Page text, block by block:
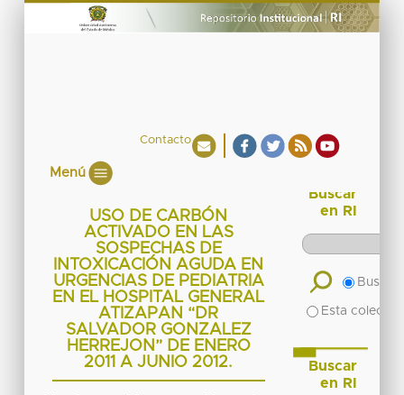
Contacto
Menú
USO DE CARBÓN
ACTIVADO EN LAS
SOSPECHAS DE
INTOXICACIÓN AGUDA EN
URGENCIAS DE PEDIATRIA
EN EL HOSPITAL GENERAL
ATIZAPAN “DR
SALVADOR GONZALEZ
HERREJON” DE ENERO
2011 A JUNIO 2012.
Buscar
en RI
Buscar
Esta
Buscar
en RI